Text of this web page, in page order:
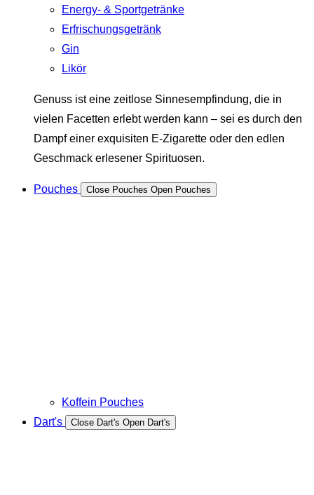
Energy- & Sportgetränke
Erfrischungsgetränk
Gin
Likör
Genuss ist eine zeitlose Sinnesempfindung, die in
vielen Facetten erlebt werden kann – sei es durch den
Dampf einer exquisiten E-Zigarette oder den edlen
Geschmack erlesener Spirituosen.
Pouches Close Pouches Open Pouches
Koffein Pouches
Dart's
Close Dart's Open Dart's